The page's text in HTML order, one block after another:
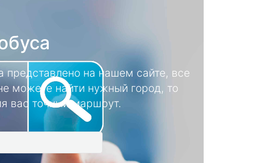
представлено на нашем сайте, все
можете найти нужный город, то
вас точный маршрут.